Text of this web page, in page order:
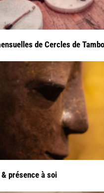
de Cercles de
présence à soi